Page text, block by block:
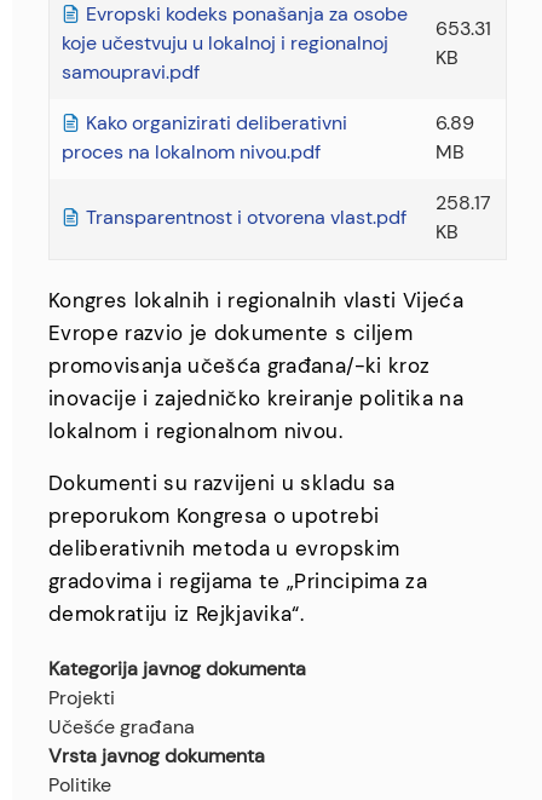
Evropski kodeks ponašanja za osobe
koje učestvuju u lokalnoj i regionalnoj
samoupravi.pdf
653.31
KB
Kako organizirati deliberativni
proces na lokalnom nivou.pdf
6.89
MB
Transparentnost i otvorena vlast.pdf
258.17
KB
Kongres lokalnih i regionalnih vlasti Vijeća
Evrope razvio je dokumente s ciljem
promovisanja učešća građana/-ki kroz
inovacije i zajedničko kreiranje politika na
lokalnom i regionalnom nivou.
Dokumenti su razvijeni u skladu sa
preporukom Kongresa o upotrebi
deliberativnih metoda u evropskim
gradovima i regijama te „Principima za
demokratiju iz Rejkjavika“.
Kategorija javnog dokumenta
Projekti
Učešće građana
Vrsta javnog dokumenta
Politike